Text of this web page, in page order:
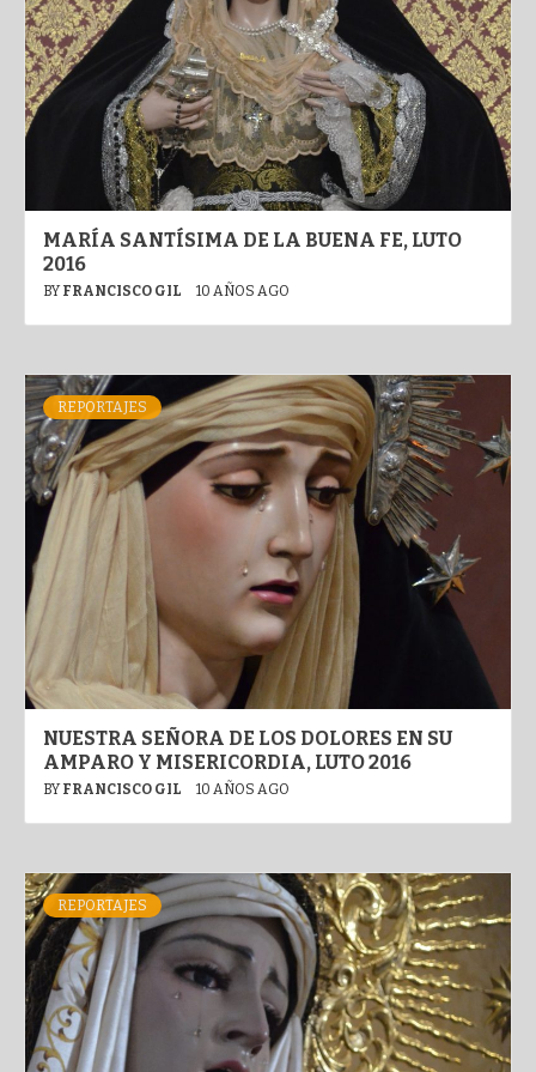
MARÍA SANTÍSIMA DE LA BUENA FE, LUTO
2016
BY FRANCISCO GIL 10 AÑOS AGO
REPORTAJES
NUESTRA SEÑORA DE LOS DOLORES EN SU
AMPARO Y MISERICORDIA, LUTO 2016
BY FRANCISCO GIL 10 AÑOS AGO
REPORTAJES